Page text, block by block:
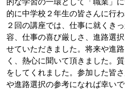
的に中学校２年生の皆さんに行わ
２回の講座では、仕事に就くき
容、仕事の喜び厳しさ、進路選
せていただきました。将来や進
く、熱心に聞いて頂きました。
をしてくれました。参加した皆
や進路選択の参考になれば幸いで